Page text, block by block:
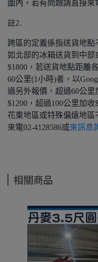
圍內，若有問題請直接來
註2.
跨區的定義係指送貨地點
如北部的冰箱送貨到中
$1800，若送貨地點距離
60公里(1小時)者，以
過另外報價，超過60公里
$1200，超過100公里加收
花東地區或特殊偏遠地
來電02-4128586或來訊息
相關商品